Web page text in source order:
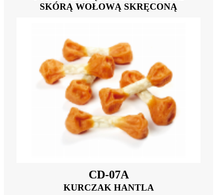
SKÓRĄ WOŁOWĄ SKRĘCONĄ
CD-07A
KURCZAK HANTLA